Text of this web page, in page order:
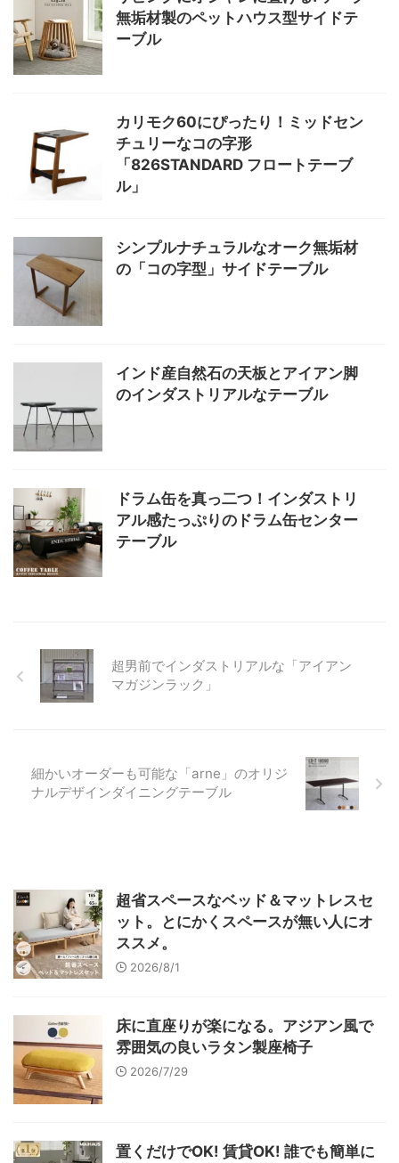
無垢材製のペットハウス型サイドテ
ーブル
カリモク60にぴったり！ミッドセン
チュリーなコの字形
「826STANDARD フロートテーブ
ル」
シンプルナチュラルなオーク無垢材
の「コの字型」サイドテーブル
インド産自然石の天板とアイアン脚
のインダストリアルなテーブル
ドラム缶を真っ二つ！インダストリ
アル感たっぷりのドラム缶センター
テーブル
超男前でインダストリアルな「アイアン
マガジンラック」
細かいオーダーも可能な「arne」のオリジ
ナルデザインダイニングテーブル
超省スペースなベッド＆マットレスセ
ット。とにかくスペースが無い人にオ
ススメ。
2026/8/1
床に直座りが楽になる。アジアン風で
雰囲気の良いラタン製座椅子
2026/7/29
置くだけでOK! 賃貸OK! 誰でも簡単に